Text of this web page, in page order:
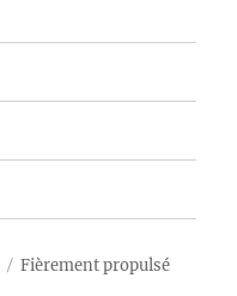
Fièrement propulsé